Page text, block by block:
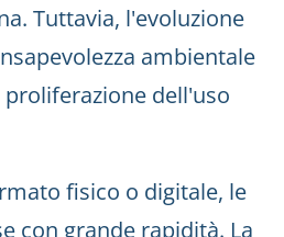
Tuttavia, l'evoluzione
ambientale
dell'uso
fisico o digitale, le
con grande rapidità. La